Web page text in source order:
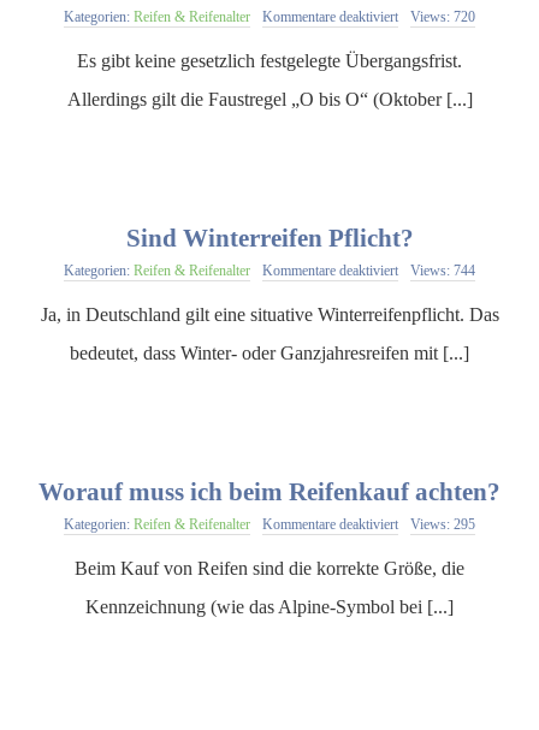
JOB &
KONTAKT
Kategorien: Reifen & Reifenalter Kommentare deaktiviertfür
das
der
Views: 720
Es gibt keine gesetzlich festgelegte Übergangsfrist.
Allerdings gilt die Faustregel „O bis O“ (Oktober [...]
Sind Winterreifen Pflicht?
Kategorien: Reifen & Reifenalter Kommentare deaktiviertfür
Winterreifen
Pflicht?
Views: 744
Ja, in Deutschland gilt eine situative Winterreifenpflicht. Das
bedeutet, dass Winter- oder Ganzjahresreifen mit [...]
Worauf muss ich beim Reifenkauf achten?
Kategorien: Reifen & Reifenalter Kommentare deaktiviertfür
muss
ich
Reifenkauf
Views: 295
Beim Kauf von Reifen sind die korrekte Größe, die
Kennzeichnung (wie das Alpine-Symbol bei [...]